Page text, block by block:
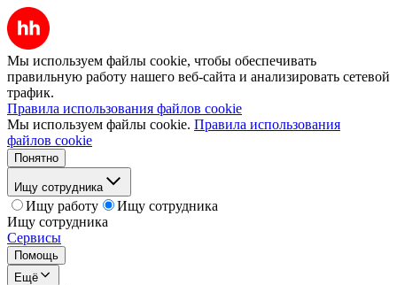
Мы используем файлы cookie, чтобы обеспечивать
правильную работу нашего веб-сайта и анализировать сетевой
трафик.
Правила использования файлов cookie
Мы используем файлы cookie. Правила использования
файлов cookie
Понятно
Ищу сотрудника
Ищу работу
Ищу сотрудника
Ищу сотрудника
Сервисы
Помощь
Ещё